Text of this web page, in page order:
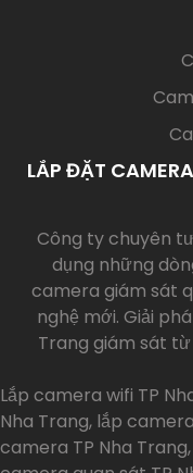
LẮP ĐẶT
Công ty chuyên
dụng những
camera giám sát
nghệ mới. Giải
Trang giám sát
Lắp camera wifi TP
Nha Trang, lắp
camera TP Nha